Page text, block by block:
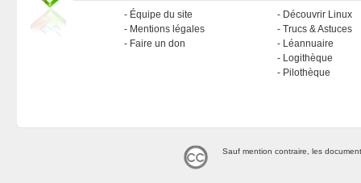
Équipe du site
Mentions légales
Faire un don
Découvrir Linux
Trucs & Astuces
Léannuaire
Logithèque
Pilothèque
Sauf mention contraire, les